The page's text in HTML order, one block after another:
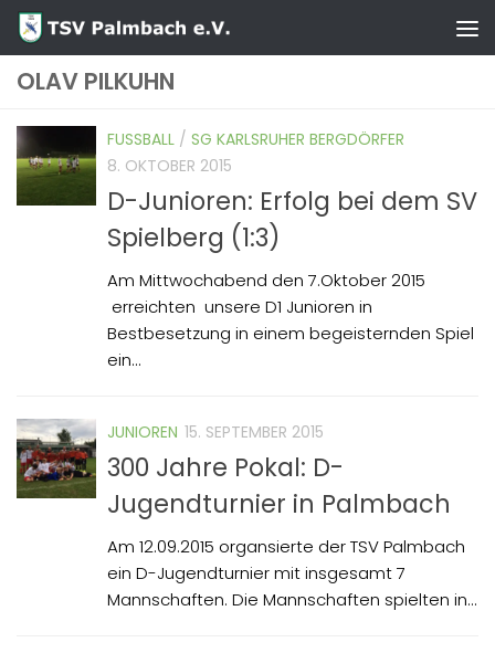
Zum Inhalt springen
OLAV PILKUHN
FUSSBALL / SG KARLSRUHER BERGDÖRFER
8. OKTOBER 2015
D-Junioren: Erfolg bei dem SV
Spielberg (1:3)
Am Mittwochabend den 7.Oktober 2015
erreichten unsere D1 Junioren in
Bestbesetzung in einem begeisternden Spiel
ein...
JUNIOREN 15. SEPTEMBER 2015
300 Jahre Pokal: D-
Jugendturnier in Palmbach
Am 12.09.2015 organsierte der TSV Palmbach
ein D-Jugendturnier mit insgesamt 7
Mannschaften. Die Mannschaften spielten in...